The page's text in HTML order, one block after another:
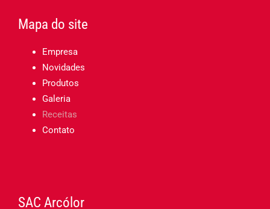
Mapa do site
Empresa
Novidades
Produtos
Galeria
Receitas
Contato
SAC Arcólor